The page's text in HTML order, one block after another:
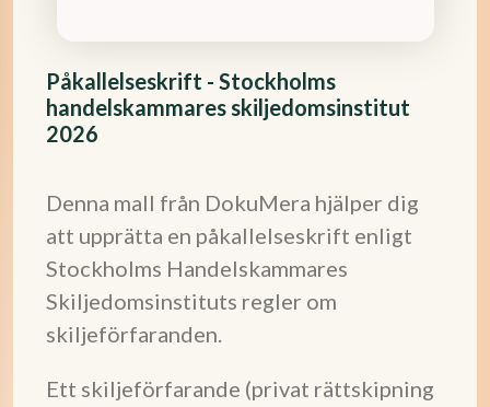
Påkallelseskrift - Stockholms
handelskammares skiljedomsinstitut
2026
Denna mall från DokuMera hjälper dig
att upprätta en påkallelseskrift enligt
Stockholms Handelskammares
Skiljedomsinstituts regler om
skiljeförfaranden.
Ett skiljeförfarande (privat rättskipning